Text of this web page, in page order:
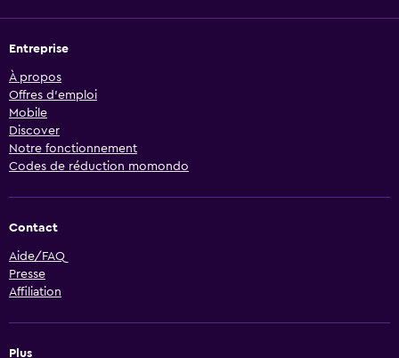
Entreprise
À propos
Offres d’emploi
Mobile
Discover
Notre fonctionnement
Codes de réduction momondo
Contact
Aide/FAQ
Presse
Affiliation
Plus